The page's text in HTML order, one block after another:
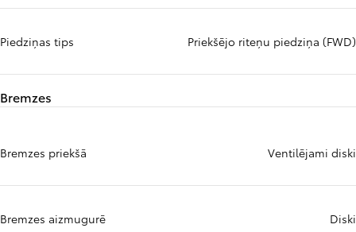
Piedziņas tips Priekšējo riteņu piedziņa (FWD)
Bremzes
Bremzes priekšā Ventilējami diski
Bremzes aizmugurē Diski